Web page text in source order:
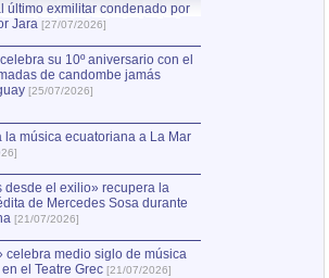
último exmilitar condenado por
Jara [27/07/2026]
su 10º aniversario con el
de candombe jamás
[25/07/2026]
la música ecuatoriana a La Mar
desde el exilio» recupera la
de Mercedes Sosa durante
[21/07/2026]
celebra medio siglo de música
el Teatre Grec [21/07/2026]